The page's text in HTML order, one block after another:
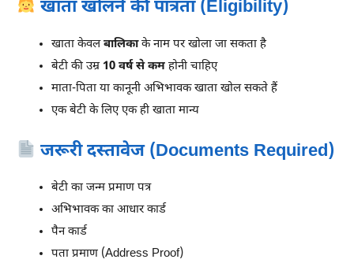
खाता खोलने की पात्रता (Eligibility)
खाता केवलबालिकाके नाम पर खोला जा सकता है
बेटी की उम्र10 वर्ष से कम होनी चाहिए
माता-पिता या कानूनी अभिभावक खाता खोल सकते हैं
एक बेटी के लिए एक ही खाता मान्य
जरूरी दस्तावेज (Documents Required)
बेटी का जन्म प्रमाण पत्र
अभिभावक का आधार कार्ड
पैन कार्ड
पता प्रमाण (Address Proof)